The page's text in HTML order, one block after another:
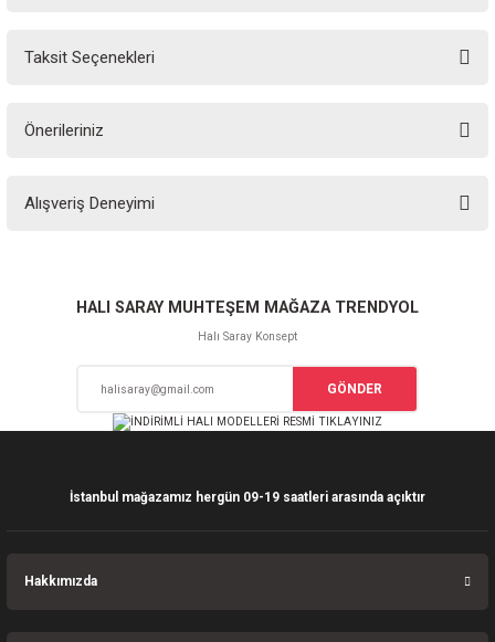
Taksit Seçenekleri
Önerileriniz
yetersiz gördüğünüz noktaları öneri formunu kullanarak tarafımıza
Ürün resmi kalitesiz, bozuk veya görüntülenemiyor.
Ürün açıklamasında eksik bilgiler bulunuyor.
Bu ürüne benzer farklı alternatifler olmalı.
Alışveriş Deneyimi
Sitemize ilk yorumu siz yapın!
HALI SARAY MUHTEŞEM MAĞAZA TRENDYOL
Halı Saray Konsept
GÖNDER
İstanbul mağazamız hergün 09-19 saatleri arasında açıktır
Hakkımızda